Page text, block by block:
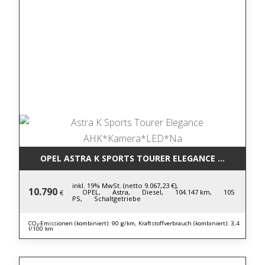
OPEL ASTRA K SPORTS TOURER ELEGANCE
10.790 €
inkl. 19% MwSt. (netto 9.067,23 €),
OPEL, Astra, Diesel, 104.147 km, 105
PS, Schaltgetriebe
CO₂-Emissionen (kombiniert): 90 g/km, Kraftstoffverbrauch (kombiniert): 3,4
l/100 km